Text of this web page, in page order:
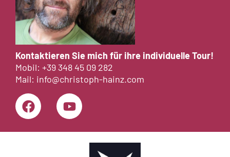
Kontaktieren Sie mich für ihre individuelle Tour!
Mobil: +39 348 45 09 282
Mail: info@christoph-hainz.com